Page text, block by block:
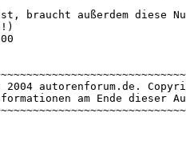
braucht außerdem diese
2004 autorenforum.de.
am Ende dieser